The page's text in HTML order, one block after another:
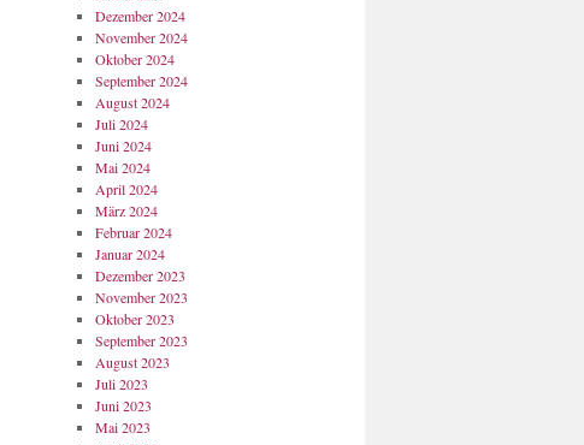
Dezember 2024
November 2024
Oktober 2024
September 2024
August 2024
Juli 2024
Juni 2024
Mai 2024
April 2024
März 2024
Februar 2024
Januar 2024
Dezember 2023
November 2023
Oktober 2023
September 2023
August 2023
Juli 2023
Juni 2023
Mai 2023